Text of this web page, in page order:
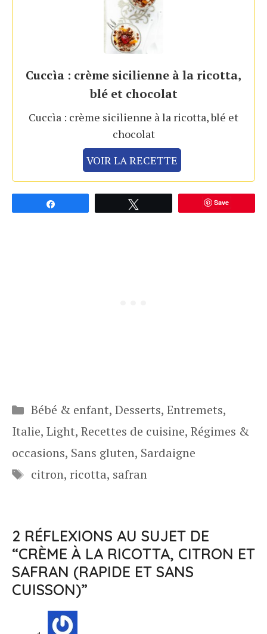
Cuccìa : crème sicilienne à la ricotta,
blé et chocolat
Cuccìa : crème sicilienne à la ricotta, blé et
chocolat
VOIR LA RECETTE
Save
Catégories
Bébé & enfant, Desserts, Entremets,
Italie, Light, Recettes de cuisine, Régimes &
occasions, Sans gluten, Sardaigne
Étiquettes
citron, ricotta, safran
2 RÉFLEXIONS AU SUJET DE
“CRÈME À LA RICOTTA, CITRON ET
SAFRAN (RAPIDE ET SANS
CUISSON)”